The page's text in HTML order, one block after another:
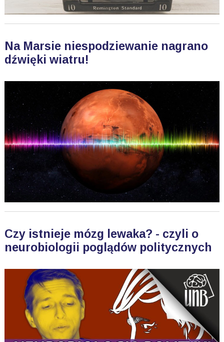
Na Marsie niespodziewanie nagrano
dźwięki wiatru!
Czy istnieje mózg lewaka? - czyli o
neurobiologii poglądów politycznych